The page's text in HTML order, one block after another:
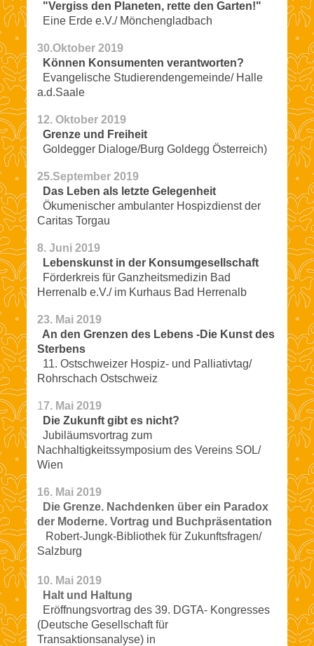
"Vergiss den Planeten, rette den Garten!"
Eine Erde e.V./ Mönchengladbach
30.Oktober 2019
Können Konsumenten verantworten?
Evangelische Studierendengemeinde/ Halle
a.d.Saale
12. Oktober 2019
Grenze und Freiheit
Goldegger Dialoge/Burg Goldegg Österreich)
25.September 2019
Das Leben als letzte Gelegenheit
Ökumenischer ambulanter Hospizdienst der
Caritas Torgau
8. Juni 2019
Lebenskunst in der Konsumgesellschaft
Förderkreis für Ganzheitsmedizin Bad
Herrenalb e.V./ im Kurhaus Bad Herrenalb
23. Mai 2019
An den Grenzen des Lebens -Die Kunst des
Sterbens
11. Ostschweizer Hospiz- und Palliativtag/
Rohrschach Ostschweiz
1 7. Mai 2019
Die Zukunft gibt es nicht?
Jubiläumsvortrag zum
Nachhaltigkeitssymposium des Vereins SOL/
Wien
16. Mai 2019
Die Grenze. Nachdenken über ein Paradox
der Moderne. Vortrag und Buchpräsentation
Robert-Jungk-Bibliothek für Zukunftsfragen/
Salzburg
10. Mai 2019
Halt und Haltung
Eröffnungsvortrag des 39. DGTA- Kongresses
(Deutsche Gesellschaft für
Transaktionsanalyse) in